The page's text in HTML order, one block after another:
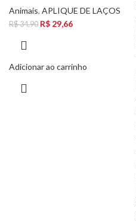
Animais, APLIQUE DE LAÇOS
R$34,90 R$ 29,66
Adicionar ao carrinho